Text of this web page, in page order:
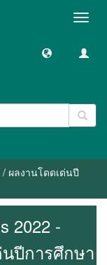
/ ผลงานโดดเด่นปี
2022 -
ปีการศึกษา